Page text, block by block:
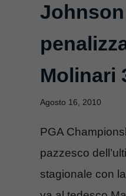
Johnson
Molinari
Agosto 16, 2010
PGA
pazzesco
stagionale con